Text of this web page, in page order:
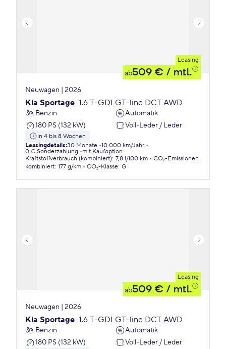
Leasing
ab509 € / mtl.
Neuwagen | 2026
Kia Sportage 1.6 T-GDI GT-line DCT AWD
Benzin
Automatik
180 PS (132 kW)
Voll-Leder / Leder
in 4 bis 8 Wochen
Leasingdetails:30 Monate 10.000 km/Jahr
0 € Sonderzahlung
mit Kaufoption
Kraftstoffverbrauch (kombiniert): 7,8 l/100 km
CO₂-Emissionen
kombiniert: 177 g/km CO₂-Klasse: G
Leasing
ab509 € / mtl.
Neuwagen | 2026
Kia Sportage 1.6 T-GDI GT-line DCT AWD
Benzin
Automatik
180 PS (132 kW)
Voll-Leder / Leder